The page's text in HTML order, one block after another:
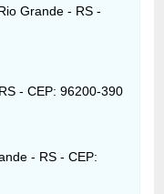
Grande - RS -
- CEP: 96200-390
- RS - CEP: